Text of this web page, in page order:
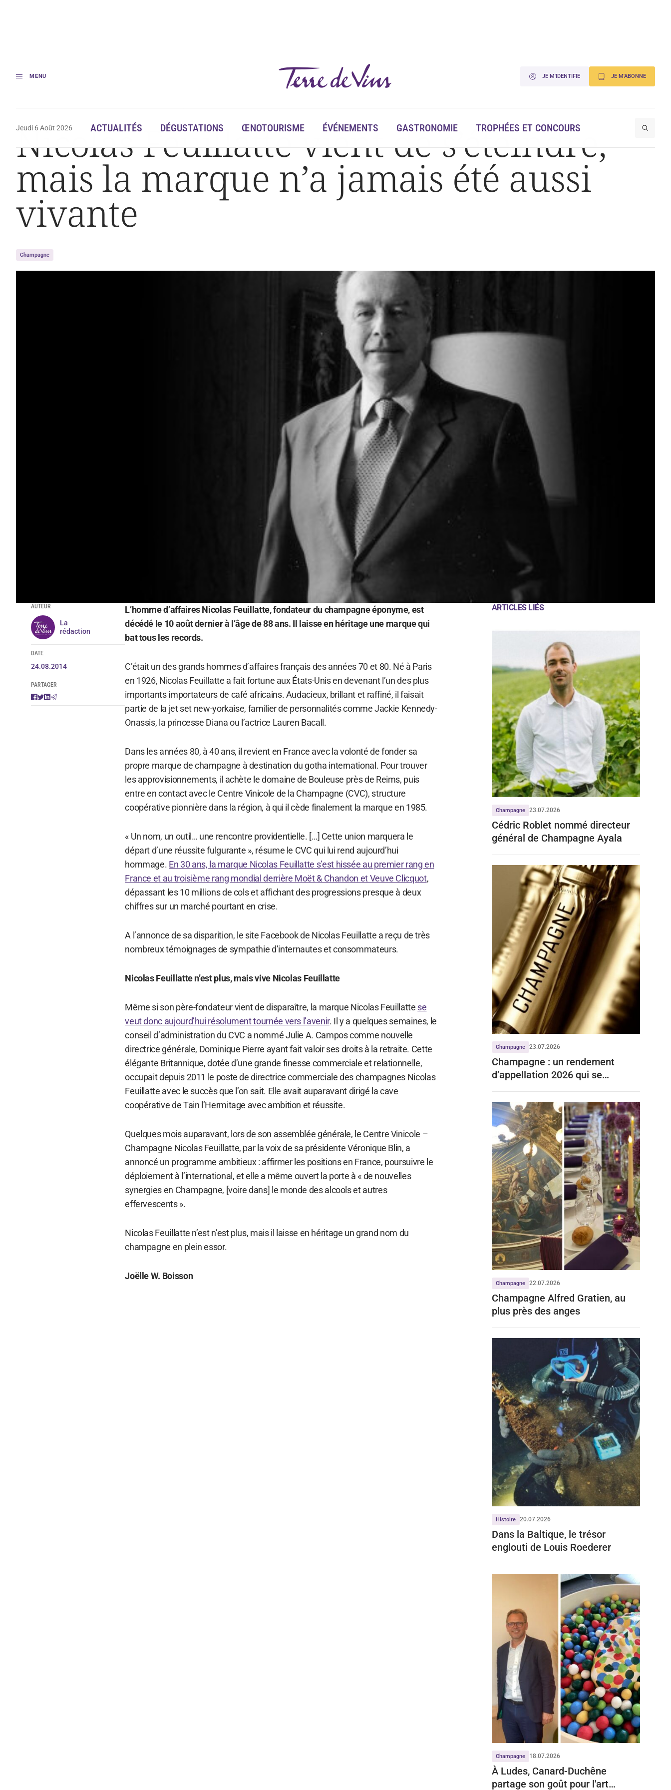
MENU JE M'IDENTIFIE JE M'ABONNE
Jeudi 6 Août 2026 ACTUALITÉS DÉGUSTATIONS ŒNOTOURISME ÉVÉNEMENTS GASTRONOMIE TROPHÉES ET CONCOURS
Accueil Nicolas Feuillatte vient de s’éteindre, mais la marque n’a jamais été aussi vivante
Nicolas Feuillatte vient de s’éteindre,
mais la marque n’a jamais été aussi
vivante
Champagne
AUTEUR
La
rédaction
DATE
24.08.2014
PARTAGER
L’homme d’affaires Nicolas Feuillatte, fondateur du champagne éponyme, est
décédé le 10 août dernier à l’âge de 88 ans. Il laisse en héritage une marque qui
bat tous les records.
C’était un des grands hommes d’affaires français des années 70 et 80. Né à Paris
en 1926, Nicolas Feuillatte a fait fortune aux États-Unis en devenant l’un des plus
importants importateurs de café africains. Audacieux, brillant et raffiné, il faisait
partie de la jet set new-yorkaise, familier de personnalités comme Jackie Kennedy-
Onassis, la princesse Diana ou l’actrice Lauren Bacall.
Dans les années 80, à 40 ans, il revient en France avec la volonté de fonder sa
propre marque de champagne à destination du gotha international. Pour trouver
les approvisionnements, il achète le domaine de Bouleuse près de Reims, puis
entre en contact avec le Centre Vinicole de la Champagne (CVC), structure
coopérative pionnière dans la région, à qui il cède finalement la marque en 1985.
« Un nom, un outil… une rencontre providentielle. […] Cette union marquera le
départ d’une réussite fulgurante », résume le CVC qui lui rend aujourd’hui
hommage. En 30 ans, la marque Nicolas Feuillatte s’est hissée au premier rang en
France et au troisième rang mondial derrière Moët & Chandon et Veuve Clicquot,
dépassant les 10 millions de cols et affichant des progressions presque à deux
chiffres sur un marché pourtant en crise.
A l’annonce de sa disparition, le site Facebook de Nicolas Feuillatte a reçu de très
nombreux témoignages de sympathie d’internautes et consommateurs.
Nicolas Feuillatte n’est plus, mais vive Nicolas Feuillatte
Même si son père-fondateur vient de disparaître, la marque Nicolas Feuillatte se
veut donc aujourd’hui résolument tournée vers l’avenir. Il y a quelques semaines, le
conseil d’administration du CVC a nommé Julie A. Campos comme nouvelle
directrice générale, Dominique Pierre ayant fait valoir ses droits à la retraite. Cette
élégante Britannique, dotée d’une grande finesse commerciale et relationnelle,
occupait depuis 2011 le poste de directrice commerciale des champagnes Nicolas
Feuillatte avec le succès que l’on sait. Elle avait auparavant dirigé la cave
coopérative de Tain l’Hermitage avec ambition et réussite.
Quelques mois auparavant, lors de son assemblée générale, le Centre Vinicole –
Champagne Nicolas Feuillatte, par la voix de sa présidente Véronique Blin, a
annoncé un programme ambitieux : affirmer les positions en France, poursuivre le
déploiement à l’international, et elle a même ouvert la porte à « de nouvelles
synergies en Champagne, [voire dans] le monde des alcools et autres
effervescents ».
Nicolas Feuillatte n’est n’est plus, mais il laisse en héritage un grand nom du
champagne en plein essor.
Joëlle W. Boisson
ARTICLES LIÉS
Champagne 23.07.2026
Cédric Roblet nommé directeur
général de Champagne Ayala
Champagne 23.07.2026
Champagne : un rendement
d’appellation 2026 qui se
Champagne 22.07.2026
Champagne Alfred Gratien, au
plus près des anges
Histoire 20.07.2026
Dans la Baltique, le trésor
englouti de Louis Roederer
Champagne 18.07.2026
À Ludes, Canard-Duchêne
partage son goût pour l'art